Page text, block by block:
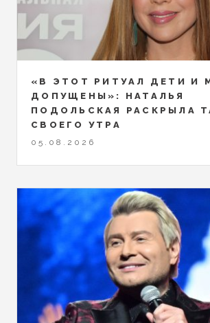
«В ЭТОТ РИТУАЛ ДЕТИ И
ДОПУЩЕНЫ»: НАТАЛЬЯ
ПОДОЛЬСКАЯ РАСКРЫЛА
СВОЕГО УТРА
05.08.2026